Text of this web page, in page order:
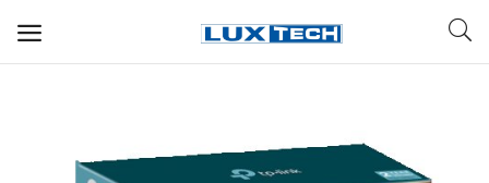
РЕШЕНИЯ ДЛЯ ДОМА